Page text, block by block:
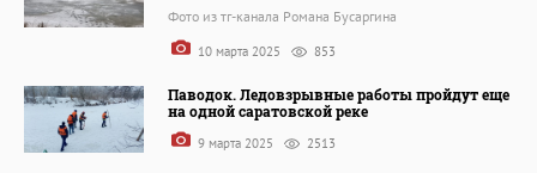
Фото из тг-канала Романа Бусаргина
10 марта 2025 853
Паводок. Ледовзрывные работы пройдут еще
на одной саратовской реке
9 марта 2025 2513